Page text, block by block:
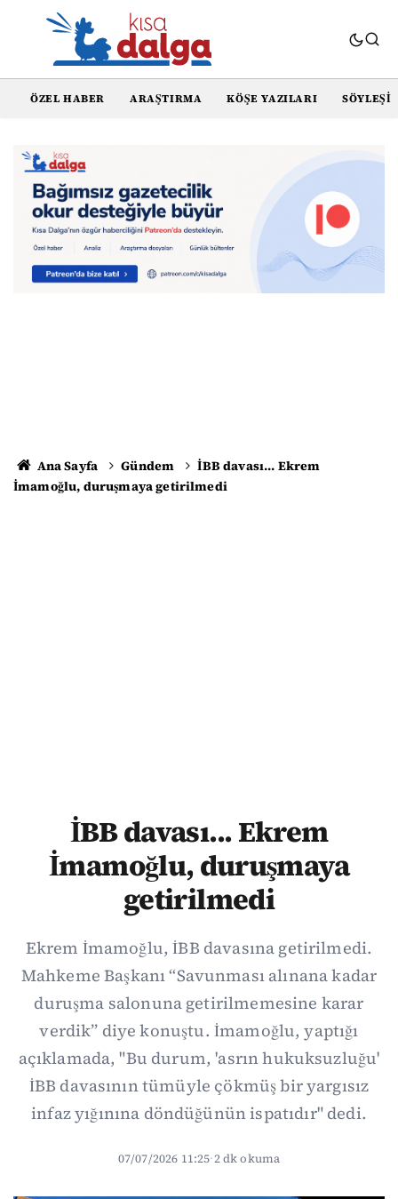
ÖZEL HABER ARAŞTIRMA KÖŞE YAZILARI SÖYLEŞI
Ana Sayfa Gündem
İBB davası... Ekrem
İmamoğlu, duruşmaya getirilmedi
İBB davası... Ekrem
İmamoğlu, duruşmaya
getirilmedi
Ekrem İmamoğlu, İBB davasına getirilmedi.
Mahkeme Başkanı “Savunması alınana kadar
duruşma salonuna getirilmemesine karar
verdik” diye konuştu. İmamoğlu, yaptığı
açıklamada, "Bu durum, 'asrın hukuksuzluğu'
İBB davasının tümüyle çökmüş bir yargısız
infaz yığınına döndüğünün ispatıdır" dedi.
07/07/2026 11:25·2 dk okuma